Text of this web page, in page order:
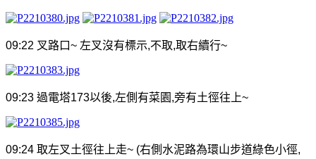
09:22 叉路口~ 左叉沒有標示,不取,取右續行~
09:23 過電塔173以後,左側有菜園 ,旁有土徑往上~
09:24 取左叉土徑往上走~ (右側水泥路為環山步道綠色小徑,